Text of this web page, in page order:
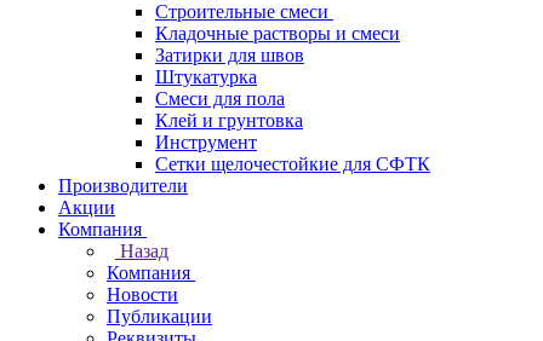
Строительные смеси
Кладочные растворы и смеси
Затирки для швов
Штукатурка
Смеси для пола
Клей и грунтовка
Инструмент
Сетки щелочестойкие для СФТК
Производители
Акции
Компания
Назад
Компания
Новости
Публикации